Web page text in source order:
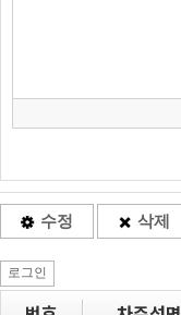
수정 삭제
로그인